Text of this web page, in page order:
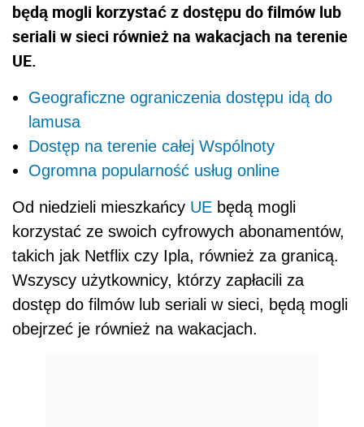
będą mogli korzystać z dostępu do filmów lub
seriali w sieci również na wakacjach na terenie
UE.
Geograficzne ograniczenia dostępu idą do
lamusa
Dostęp na terenie całej Wspólnoty
Ogromna popularność usług online
Od niedzieli mieszkańcy UE będą mogli
korzystać ze swoich cyfrowych abonamentów,
takich jak Netflix czy Ipla, również za granicą.
Wszyscy użytkownicy, którzy zapłacili za
dostęp do filmów lub seriali w sieci, będą mogli
obejrzeć je również na wakacjach.